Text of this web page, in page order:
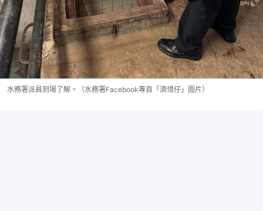
水務署派員到場了解。（水務署Facebook專頁「滴惜仔」圖片）